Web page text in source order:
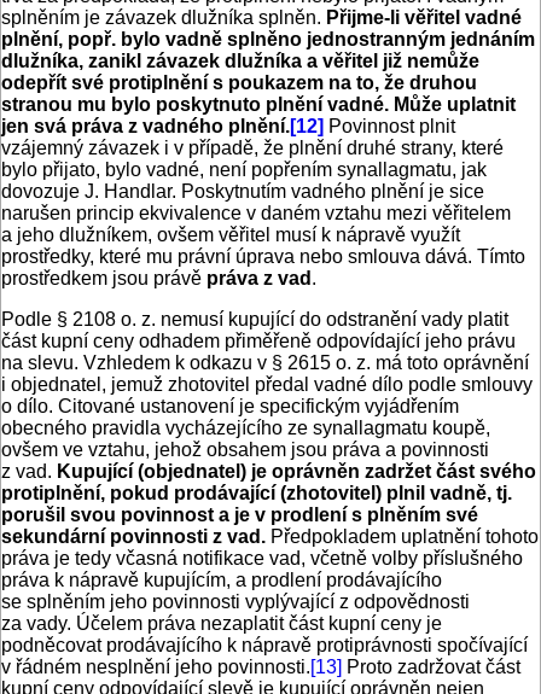
splněním je závazek dlužníka splněn. Přijme-li věřitel vadné
plnění, popř. bylo vadně splněno jednostranným jednáním
dlužníka, zanikl závazek dlužníka a věřitel již nemůže
odepřít své protiplnění s poukazem na to, že druhou
stranou mu bylo poskytnuto plnění vadné. Může uplatnit
jen svá práva z vadného plnění.[12] Povinnost plnit
vzájemný závazek i v případě, že plnění druhé strany, které
bylo přijato, bylo vadné, není popřením synallagmatu, jak
dovozuje J. Handlar. Poskytnutím vadného plnění je sice
narušen princip ekvivalence v daném vztahu mezi věřitelem
a jeho dlužníkem, ovšem věřitel musí k nápravě využít
prostředky, které mu právní úprava nebo smlouva dává. Tímto
prostředkem jsou právě práva z vad .
Podle § 2108 o. z. nemusí kupující do odstranění vady platit
část kupní ceny odhadem přiměřeně odpovídající jeho právu
na slevu. Vzhledem k odkazu v § 2615 o. z. má toto oprávnění
i objednatel, jemuž zhotovitel předal vadné dílo podle smlouvy
o dílo. Citované ustanovení je specifickým vyjádřením
obecného pravidla vycházejícího ze synallagmatu koupě,
ovšem ve vztahu, jehož obsahem jsou práva a povinnosti
z vad. Kupující (objednatel) je oprávněn zadržet část svého
protiplnění, pokud prodávající (zhotovitel) plnil vadně, tj.
porušil svou povinnost a je v prodlení s plněním své
sekundární povinnosti z vad. Předpokladem uplatnění tohoto
práva je tedy včasná notifikace vad, včetně volby příslušného
práva k nápravě kupujícím, a prodlení prodávajícího
se splněním jeho povinnosti vyplývající z odpovědnosti
za vady. Účelem práva nezaplatit část kupní ceny je
podněcovat prodávajícího k nápravě protiprávnosti spočívající
v řádném nesplnění jeho povinnosti.[13] Proto zadržovat část
kupní ceny odpovídající slevě je kupující oprávněn nejen